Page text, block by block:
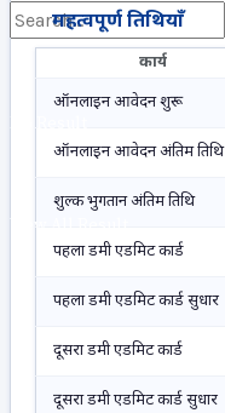
No Result
View All Result
महत्वपूर्ण तिथियाँ
कार्य
ऑनलाइन आवेदन शुरू
ऑनलाइन आवेदन अंतिम तिथि
शुल्क भुगतान अंतिम तिथि
पहला डमी एडमिट कार्ड
पहला डमी एडमिट कार्ड सुधार
दूसरा डमी एडमिट कार्ड
दूसरा डमी एडमिट कार्ड सुधार